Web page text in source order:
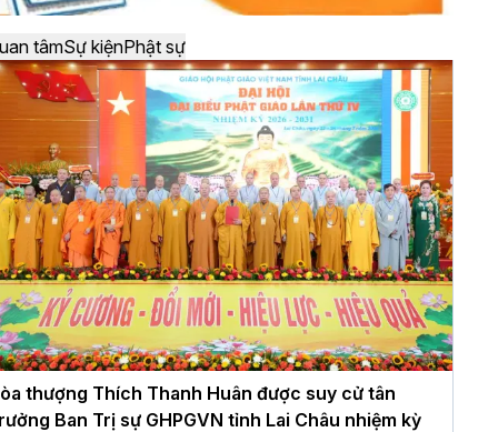
tâmSự kiệnPhật sự
thượng Thích Thanh Huân được suy cử tân
Ban Trị sự GHPGVN tỉnh Lai Châu nhiệm kỳ